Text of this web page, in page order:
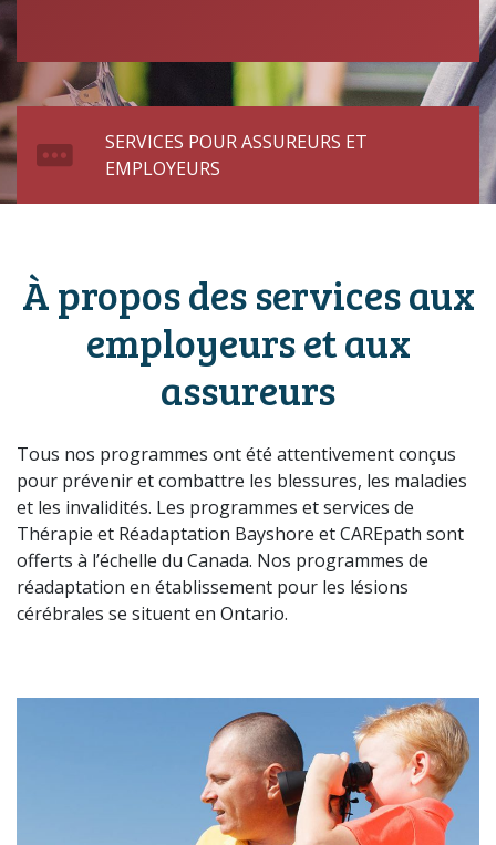
SERVICES POUR ASSUREURS ET
EMPLOYEURS
À propos des services aux
employeurs et aux
assureurs
Tous nos programmes ont été attentivement conçus
pour prévenir et combattre les blessures, les maladies
et les invalidités. Les programmes et services de
Thérapie et Réadaptation Bayshore et CAREpath sont
offerts à l’échelle du Canada. Nos programmes de
réadaptation en établissement pour les lésions
cérébrales se situent en Ontario.